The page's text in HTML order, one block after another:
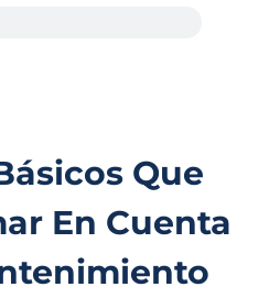
Que
En Cuenta